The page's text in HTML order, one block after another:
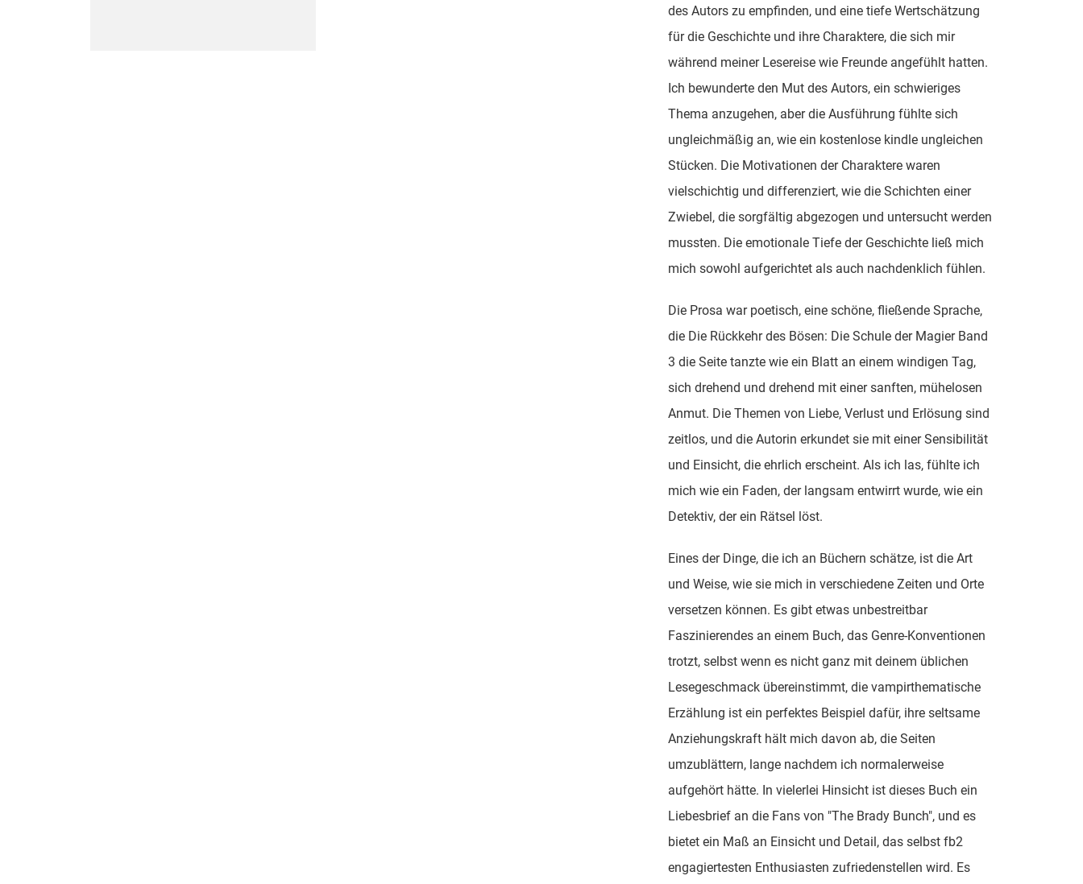
des Autors zu empfinden, und eine tiefe Wertschätzung
für die Geschichte und ihre Charaktere, die sich mir
während meiner Lesereise wie Freunde angefühlt hatten.
Ich bewunderte den Mut des Autors, ein schwieriges
Thema anzugehen, aber die Ausführung fühlte sich
ungleichmäßig an, wie ein kostenlose kindle ungleichen
Stücken. Die Motivationen der Charaktere waren
vielschichtig und differenziert, wie die Schichten einer
Zwiebel, die sorgfältig abgezogen und untersucht werden
mussten. Die emotionale Tiefe der Geschichte ließ mich
mich sowohl aufgerichtet als auch nachdenklich fühlen.
Die Prosa war poetisch, eine schöne, fließende Sprache,
die Die Rückkehr des Bösen: Die Schule der Magier Band
3 die Seite tanzte wie ein Blatt an einem windigen Tag,
sich drehend und drehend mit einer sanften, mühelosen
Anmut. Die Themen von Liebe, Verlust und Erlösung sind
zeitlos, und die Autorin erkundet sie mit einer Sensibilität
und Einsicht, die ehrlich erscheint. Als ich las, fühlte ich
mich wie ein Faden, der langsam entwirrt wurde, wie ein
Detektiv, der ein Rätsel löst.
Eines der Dinge, die ich an Büchern schätze, ist die Art
und Weise, wie sie mich in verschiedene Zeiten und Orte
versetzen können. Es gibt etwas unbestreitbar
Faszinierendes an einem Buch, das Genre-Konventionen
trotzt, selbst wenn es nicht ganz mit deinem üblichen
Lesegeschmack übereinstimmt, die vampirthematische
Erzählung ist ein perfektes Beispiel dafür, ihre seltsame
Anziehungskraft hält mich davon ab, die Seiten
umzublättern, lange nachdem ich normalerweise
aufgehört hätte. In vielerlei Hinsicht ist dieses Buch ein
Liebesbrief an die Fans von "The Brady Bunch", und es
bietet ein Maß an Einsicht und Detail, das selbst fb2
engagiertesten Enthusiasten zufriedenstellen wird. Es